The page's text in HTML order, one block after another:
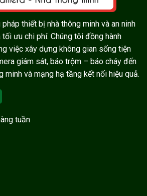
thiết bị nhà thông minh và an ninh
ưu chi phí. Chúng tôi đồng hành
việc xây dựng không gian sống tiện
giám sát, báo trộm – báo cháy đến
minh và mạng hạ tầng kết nối hiệu quả.
tuần